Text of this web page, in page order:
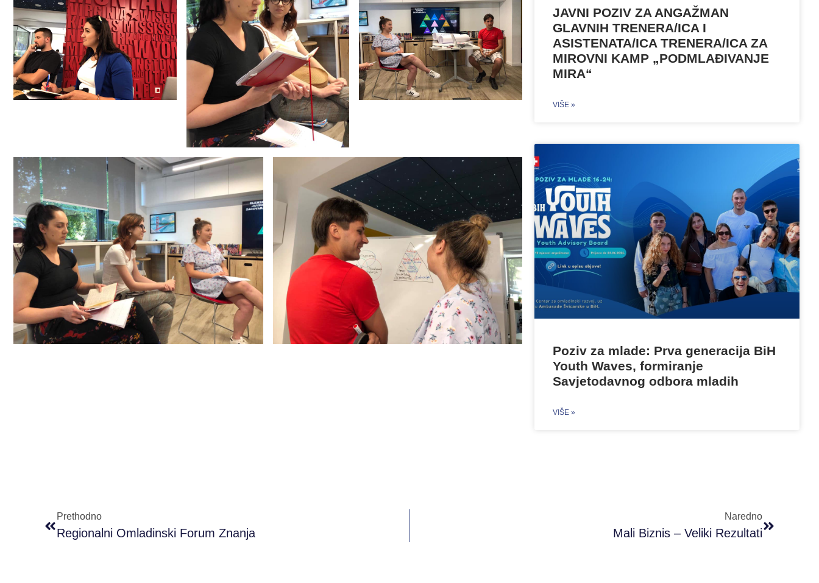
JAVNI POZIV ZA ANGAŽMAN
GLAVNIH TRENERA/ICA I
ASISTENATA/ICA TRENERA/ICA ZA
MIROVNI KAMP „PODMLAĐIVANJE
MIRA“
VIŠE »
Poziv za mlade: Prva generacija BiH
Youth Waves, formiranje
Savjetodavnog odbora mladih
VIŠE »
Prethodno
Regionalni Omladinski Forum Znanja
Naredno
Mali Biznis – Veliki Rezultati